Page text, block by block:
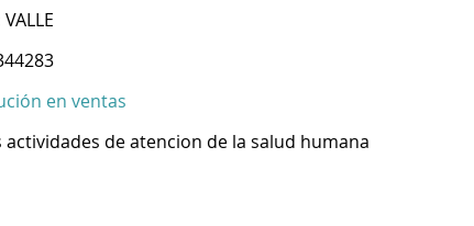
VALLE
en ventas
actividades de atencion de la salud humana